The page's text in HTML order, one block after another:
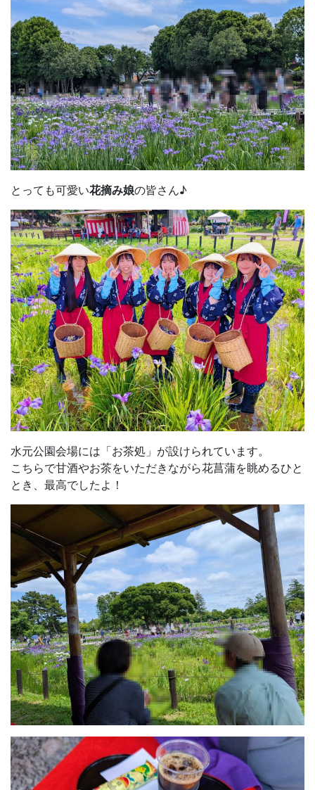
とっても可愛い花摘み娘の皆さん♪
水元公園会場には「お茶処」が設けられています。
こちらで甘酒やお茶をいただきながら花菖蒲を眺めるひと
とき、最高でしたよ！